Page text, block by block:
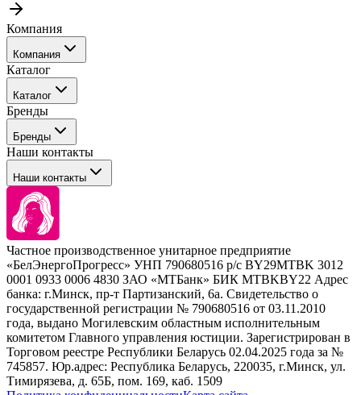
Компания
Компания
События
Покупателю
Каталог
Каталог
Профессиональные средства для окрашивания волос
Сервисные средства
Уход
Стайлинг
Брови и ресницы
Барберинг
Наборы
Расходные материалы
Бренды
Бренды
Tefia
Concept
Kezy
Barex
Sim Sensitive
Kebren
Selective Professional
White Line
Наши контакты
Наши контакты
+ 375 44 7233514
+ 375 29 1649505
info@krasabel.by
Офис: г. Минск, ул. Тимирязева 65Б, офис 1509
Склад: г. Минск, ул. Домбровская, 15
Частное производственное унитарное предприятие
«БелЭнергоПрогресс» УНП 790680516 р/с BY29MTBK 3012
0001 0933 0006 4830 ЗАО «МТБанк» БИК MTBKBY22 Адрес
банка: г.Минск, пр-т Партизанский, 6а. Свидетельство о
государственной регистрации № 790680516 от 03.11.2010
года, выдано Могилевским областным исполнительным
комитетом Главного управления юстиции. Зарегистрирован в
Торговом реестре Республики Беларусь 02.04.2025 года за №
745857. Юр.адрес: Республика Беларусь, 220035, г.Минск, ул.
Тимирязева, д. 65Б, пом. 169, каб. 1509